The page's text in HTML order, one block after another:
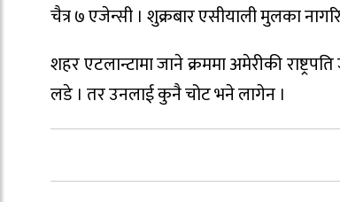
चैत्र ७ एजेन्सी । शुक्रबार एसीयाली मुलका
शहर एटलान्टामा जाने क्रममा अमेरीकी
लडे । तर उनलाई कुनै चोट भने लागेन ।